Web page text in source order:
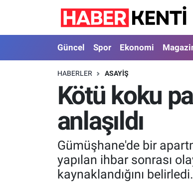
Güncel Spor Ekonomi
HABERLER ASAYIŞ
Kötü koku
anlaşıldı
Gümüşhane'de bir
yapılan ihbar sonrası
kaynaklandığını belirledi.
Güncel
Spor
Ekonomi
Magazin
Nöbetçi Eczaneler
Hava Durumu
İstanbul Namaz Vakitleri
Trafik Durumu
Süper Lig Puan Durumu ve Fikstür
Tüm Manşetler